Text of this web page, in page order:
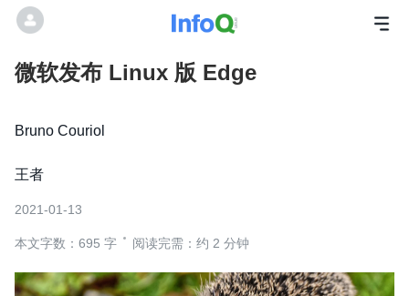
微软发布 Linux 版 Edge
Bruno Couriol
王者
2021-01-13
本文字数：695 字 阅读完需：约 2 分钟